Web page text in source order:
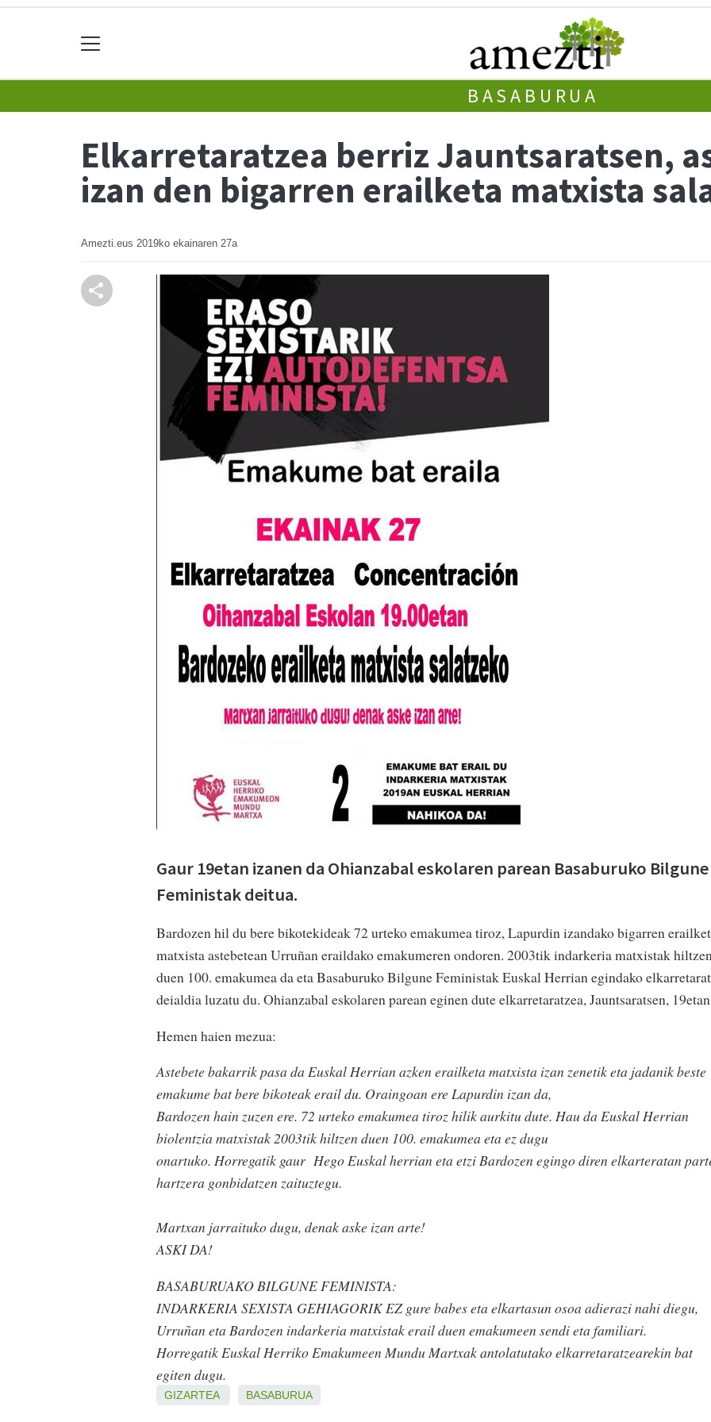
BASABURUA
Elkarretaratzea berriz Jauntsaratsen,
izan den bigarren erailketa matxista
Amezti.eus 2019ko ekainaren 27a
Gaur 19etan izanen da Ohianzabal eskolaren parean Basaburuko Bilgune
Feministak deitua.
Bardozen hil du bere bikotekideak 72 urteko emakumea tiroz, Lapurdin izandako bigarren
matxista astebetean Urruñan eraildako emakumeren ondoren. 2003tik indarkeria matxistak
duen 100. emakumea da eta Basaburuko Bilgune Feministak Euskal Herrian egindako
deialdia luzatu du. Ohianzabal eskolaren parean eginen dute elkarretaratzea, Jauntsaratsen,
Hemen haien mezua:
Astebete bakarrik pasa da Euskal Herrian azken erailketa matxista izan zenetik eta jadanik beste
emakume bat bere bikoteak erail du. Oraingoan ere Lapurdin izan da,
Bardozen hain zuzen ere. 72 urteko emakumea tiroz hilik aurkitu dute. Hau da Euskal Herrian
biolentzia matxistak 2003tik hiltzen duen 100. emakumea eta ez dugu
onartuko. Horregatik gaur Hego Euskal herrian eta etzi Bardozen egingo diren elkarteratan
hartzera gonbidatzen zaituztegu.
Martxan jarraituko dugu, denak aske izan arte!
ASKI DA!
BASABURUAKO BILGUNE FEMINISTA:
INDARKERIA SEXISTA GEHIAGORIK EZ gure babes eta elkartasun osoa adierazi nahi diegu,
Urruñan eta Bardozen indarkeria matxistak erail duen emakumeen sendi eta familiari.
Horregatik Euskal Herriko Emakumeen Mundu Martxak antolatutako elkarretaratzearekin bat
egiten dugu.
GIZARTEA BASABURUA